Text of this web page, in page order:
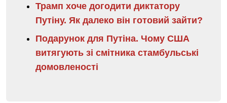
Трамп хоче догодити диктатору
Путіну. Як далеко він готовий зайти?
Подарунок для Путіна. Чому США
витягують зі смітника стамбульські
домовленості